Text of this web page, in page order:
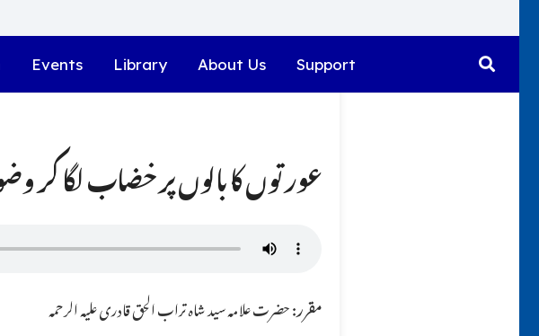
Events Library About Us Support
عورتوں کا بالوں پر خضاب لگا کر
مقرر:حضرت علامہ سید شاہ تراب الحق قادری علیہ الرحمہ